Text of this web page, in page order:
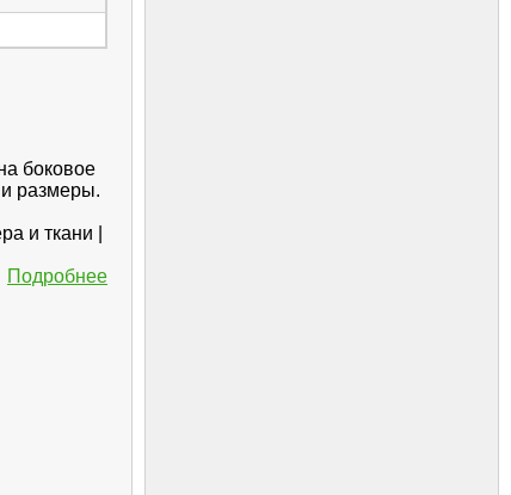
боковое
размеры.
и ткани |
Подробнее